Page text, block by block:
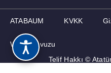
ATABAUM KVKK
Web Kılavuzu
Telif Hakkı ©